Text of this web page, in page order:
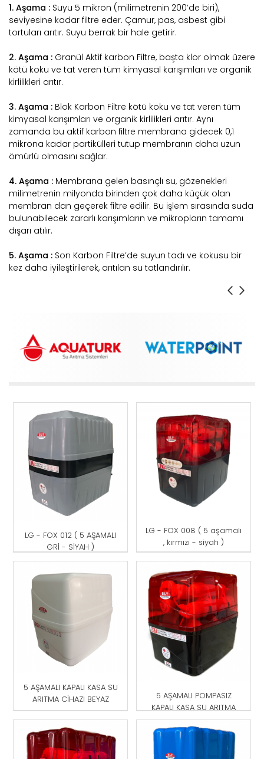
1. Aşama : Suyu 5 mikron (milimetrenin 200’de biri),
seviyesine kadar filtre eder. Çamur, pas, asbest gibi
tortuları arıtır. Suyu berrak bir hale getirir.
2. Aşama : Granül Aktif karbon Filtre, başta klor olmak üzere
kötü koku ve tat veren tüm kimyasal karışımları ve organik
kirlilikleri arıtır.
3. Aşama : Blok Karbon Filtre kötü koku ve tat veren tüm
kimyasal karışımları ve organik kirlilikleri arıtır. Aynı
zamanda bu aktif karbon filtre membrana gidecek 0,1
mikrona kadar partikülleri tutup membranın daha uzun
ömürlü olmasını sağlar.
4. Aşama : Membrana gelen basınçlı su, gözenekleri
milimetrenin milyonda birinden çok daha küçük olan
membran dan geçerek filtre edilir. Bu işlem sırasında suda
bulunabilecek zararlı karışımların ve mikropların tamamı
dışarı atılır.
5. Aşama : Son Karbon Filtre’de suyun tadı ve kokusu bir
kez daha iyileştirilerek, arıtılan su tatlandırılır.
LG - FOX 012 ( 5 AŞAMALI
GRİ - SİYAH )
LG - FOX 008 ( 5 aşamalı
, kırmızı - siyah )
5 AŞAMALI KAPALI KASA SU
ARITMA CİHAZI BEYAZ
5 AŞAMALI POMPASIZ
KAPALI KASA SU ARITMA
CİHAZI KIRMIZI -SİYAH